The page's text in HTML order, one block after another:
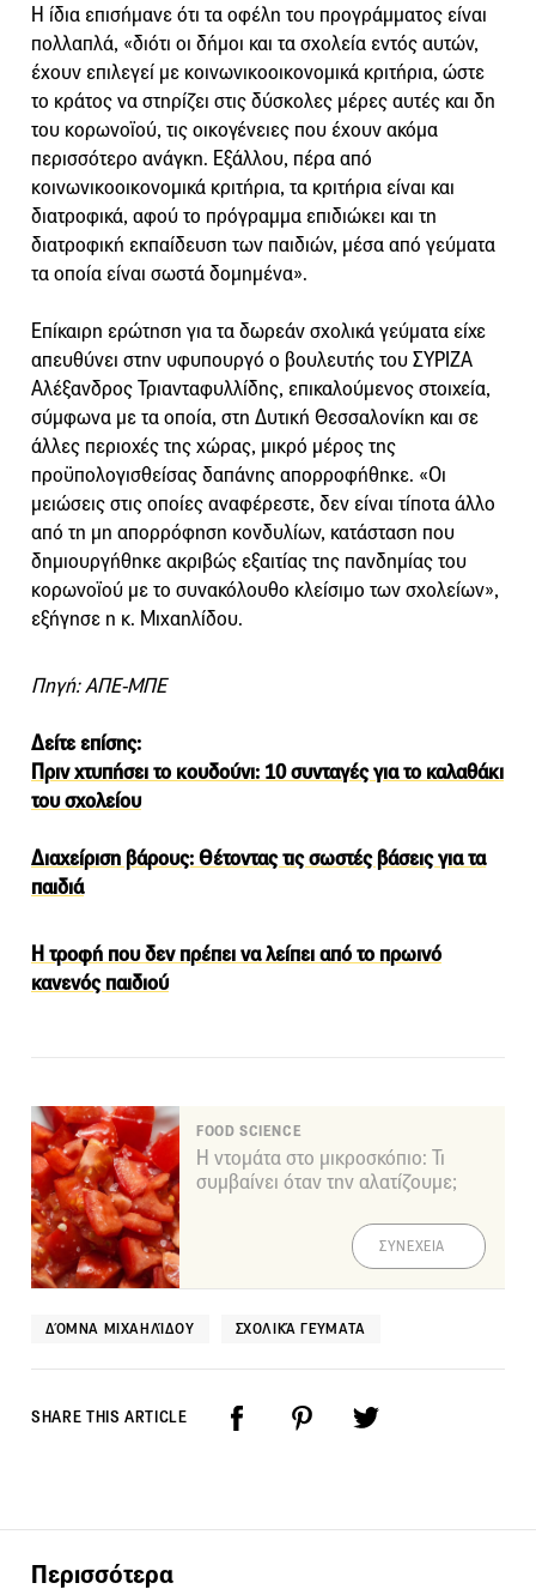
Η ίδια επισήμανε ότι τα οφέλη του προγράμματος είναι
πολλαπλά, «διότι οι δήμοι και τα σχολεία εντός αυτών,
έχουν επιλεγεί με κοινωνικοοικονομικά κριτήρια, ώστε
το κράτος να στηρίζει στις δύσκολες μέρες αυτές και δη
του κορωνοϊού, τις οικογένειες που έχουν ακόμα
περισσότερο ανάγκη. Εξάλλου, πέρα από
κοινωνικοοικονομικά κριτήρια, τα κριτήρια είναι και
διατροφικά, αφού το πρόγραμμα επιδιώκει και τη
διατροφική εκπαίδευση των παιδιών, μέσα από γεύματα
τα οποία είναι σωστά δομημένα».
Επίκαιρη ερώτηση για τα δωρεάν σχολικά γεύματα είχε
απευθύνει στην υφυπουργό ο βουλευτής του ΣΥΡΙΖΑ
Αλέξανδρος Τριανταφυλλίδης, επικαλούμενος στοιχεία,
σύμφωνα με τα οποία, στη Δυτική Θεσσαλονίκη και σε
άλλες περιοχές της χώρας, μικρό μέρος της
προϋπολογισθείσας δαπάνης απορροφήθηκε. «Οι
μειώσεις στις οποίες αναφέρεστε, δεν είναι τίποτα άλλο
από τη μη απορρόφηση κονδυλίων, κατάσταση που
δημιουργήθηκε ακριβώς εξαιτίας της πανδημίας του
κορωνοϊού με το συνακόλουθο κλείσιμο των σχολείων»,
εξήγησε η κ. Μιχαηλίδου.
Πηγή: ΑΠΕ-ΜΠΕ
Δείτε επίσης:
Πριν χτυπήσει το κουδούνι: 10 συνταγές για το καλαθάκι
του σχολείου
Διαχείριση βάρους: Θέτοντας τις σωστές βάσεις για τα
παιδιά
Η τροφή που δεν πρέπει να λείπει από το πρωινό
κανενός παιδιού
FOOD SCIENCE
Η ντομάτα στο μικροσκόπιο: Τι
συμβαίνει όταν την αλατίζουμε;
ΣΥΝΕΧΕΙΑ
ΔΌΜΝΑ ΜΙΧΑΗΛΊΔΟΥ ΣΧΟΛΙΚΆ ΓΕΎΜΑΤΑ
SHARE THIS ARTICLE
Περισσότερα